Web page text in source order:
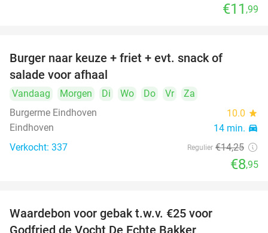
€11 ,99
Burger naar keuze + friet + evt. snack of
salade voor afhaal
Vandaag Morgen Di Wo Do Vr
Za
Burgerme Eindhoven
10.0 star
Eindhoven 14 min. directions_car
Verkocht: 337 Regulier €14,25
€8,95
Waardebon voor gebak t.w.v. €25 voor
Godfried de Vocht De Echte Bakker